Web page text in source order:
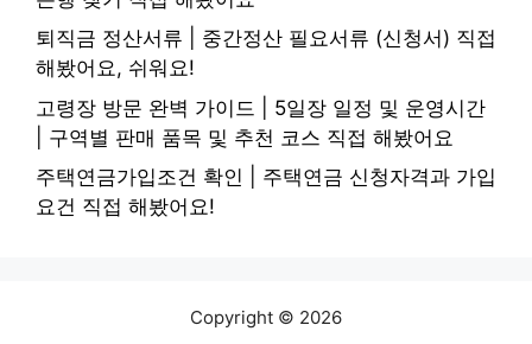
퇴직금 정산서류 | 중간정산 필요서류 (신청서) 직접
해봤어요, 쉬워요!
고령장 방문 완벽 가이드 | 5일장 일정 및 운영시간
| 구역별 판매 품목 및 추천 코스 직접 해봤어요
주택연금가입조건 확인 | 주택연금 신청자격과 가입
요건 직접 해봤어요!
Copyright © 2026